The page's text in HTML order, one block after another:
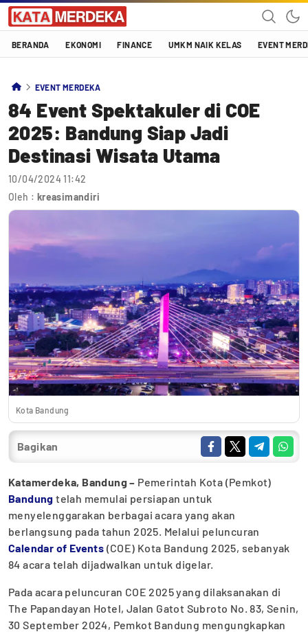
Katamerdeka
KATA MERDEKA
BERANDA EKONOMI FINANCE UMKM NAIK KELAS EVENT
EVENT MERDEKA
84 Event Spektakuler di COE
2025: Bandung Siap Jadi
Destinasi Wisata Utama
10/04/2024 11:42
Oleh : kreasimandiri
Kota Bandung
Bagikan
Katamerdeka, Bandung – Pemerintah Kota (Pemkot)
Bandung telah memulai persiapan untuk
menyelenggarakan berbagai acara yang akan
berlangsung pada tahun 2025. Melalui peluncuran
Calendar of Events (COE) Kota Bandung 2025, sebanyak
84 acara telah dijadwalkan untuk digelar.
Pada acara peluncuran COE 2025 yang dilaksanakan di
The Papandayan Hotel, Jalan Gatot Subroto No. 83, Senin,
30 September 2024, Pemkot Bandung mengungkapkan